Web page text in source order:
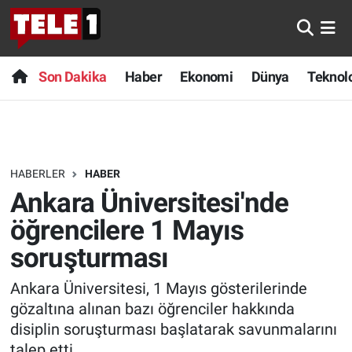
Son Dakika Haber Ekonomi Dünya
HABERLER HABER
Ankara Üniversitesi'nde
öğrencilere 1 Mayıs
soruşturması
Ankara Üniversitesi, 1 Mayıs gösterilerinde
gözaltına alınan bazı öğrenciler hakkında
disiplin soruşturması başlatarak savunmalarını
Anında Manşet
Başka Sohbetler
Bilim turu
Bilim ve Teknoloji Evreni
Doğa Konuşuyor
Dünya
Ege Saati
Son Dakika
Haber
Dünya
Teknoloji
Sağlık
Spor
Yayın Akışı
Nöbetçi Eczaneler
Hava Durumu
Trafik Durumu
Süper Lig Puan Durumu ve Fikstür
Tüm Manşetler
Son Dakika Haberleri
Haber Arşivi